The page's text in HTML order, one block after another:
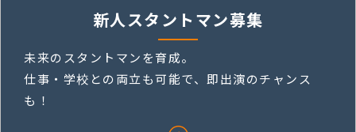
新人スタントマン募集
未来のスタントマンを育成。
仕事・学校との両立も可能で、即出演のチャンス
も！